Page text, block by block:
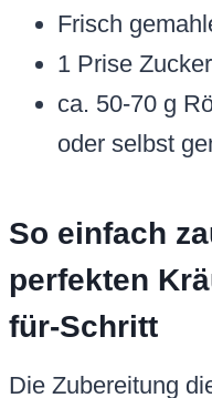
Frisch
1 Prise
ca. 50-70 g
oder selbst
So einfach
perfekten
für-Schritt
Die Zubereitung